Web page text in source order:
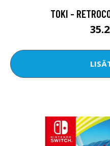
TOKI -